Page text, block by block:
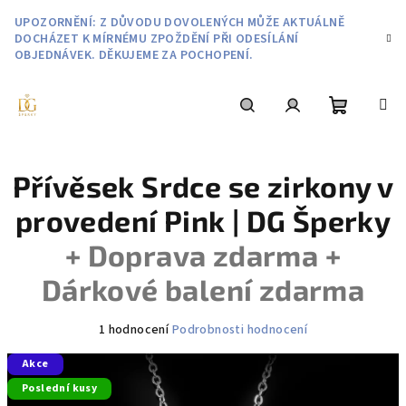
obsah
UPOZORNĚNÍ: Z DŮVODU DOVOLENÝCH MŮŽE AKTUÁLNĚ
DOCHÁZET K MÍRNÉMU ZPOŽDĚNÍ PŘI ODESÍLÁNÍ
OBJEDNÁVEK. DĚKUJEME ZA POCHOPENÍ.
košík
Přívěsek Srdce se zirkony v
provedení Pink | DG Šperky
+ Doprava zdarma +
Dárkové balení zdarma
Průměrné
produktu
je
5,0
1 hodnoceníPodrobnosti hodnocení
Akce
Poslední kusy